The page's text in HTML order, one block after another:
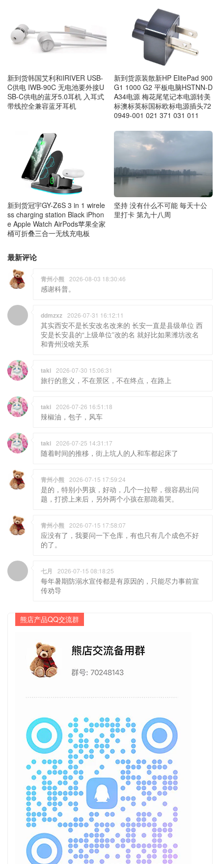
新到货韩国艾利和IRIVER USB-
C供电 IWB-90C 无电池要外接U
SB-C供电的蓝牙5.0耳机 入耳式
带线控全兼容蓝牙耳机
新到货原装散新HP ElitePad 900
G1 1000 G2 平板电脑HSTNN-D
A34电源 梅花尾笔记本电源转美
标澳标英标国标欧标电源插头72
0949-001 021 371 031 011
新到货冠宇GY-Z6S 3 in 1 wirele
ss charging station Black iPhon
e Apple Watch AirPods苹果全家
桶可折叠三合一无线充电板
坚持 没有什么不可能 毎天十公
里打卡 第九十八周
最新评论
青州小熊 2026-08-03 18:30:46
感谢科普。
ddmzxz 2026-07-31 16:12:11
其实西安不是长安改名改来的 长安一直是县级单位 西
安是长安县的“上级单位”改的名 就好比如果潍坊改名
和青州没啥关系
taki 2026-07-30 15:06:31
旅行的意义，不在景区，不在终点，在路上
taki 2026-07-26 16:51:18
辣椒油，包子，风车
taki 2026-07-25 14:31:17
随着时间的推移，街上坑人的人和车都起床了
青州小熊 2026-07-15 17:59:24
是的，特别小男孩，好动，几个一拉帮，很容易出问
题，打捞上来后，另外两个小孩在那跪着哭。
青州小熊 2026-07-15 17:58:07
应没有了，我要问一下仓库，有也只有几个成色不好
的了。
七月 2026-07-15 08:18:25
每年暑期防溺水宣传都是有原因的，只能尽力事前宣
传劝导
熊店产品QQ交流群